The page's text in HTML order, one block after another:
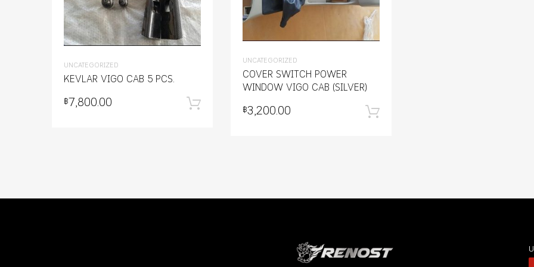
UNCATEGORIZED
KEVLAR VIGO CAB 5 PCS.
฿7,800.00
UNCATEGORIZED
COVER SWITCH POWER
WINDOW VIGO CAB (SILVER)
฿3,200.00